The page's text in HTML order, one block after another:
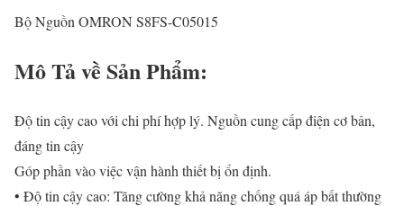
Bộ Nguồn OMRON S8FS-C05015
Mô Tả về Sản Phẩm:
Độ tin cậy cao với chi phí hợp lý. Nguồn cung cấp điện cơ bản,
đáng tin cậy
Góp phần vào việc vận hành thiết bị ổn định.
• Độ tin cậy cao: Tăng cường khả năng chống quá áp bất thường